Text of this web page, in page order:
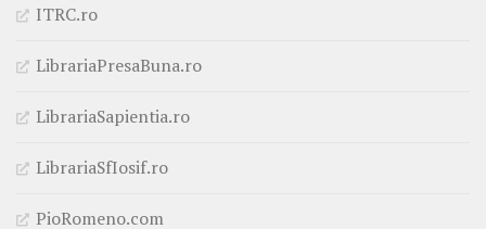
ITRC.ro
LibrariaPresaBuna.ro
LibrariaSapientia.ro
LibrariaSfIosif.ro
PioRomeno.com